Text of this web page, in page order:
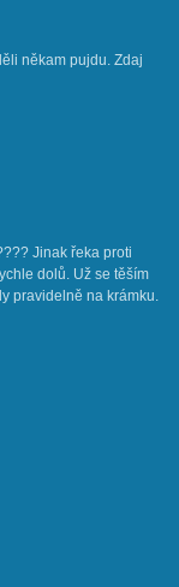
někam pujdu. Zdaj
Jinak řeka proti
dolů. Už se těším
pravidelně na krámku.